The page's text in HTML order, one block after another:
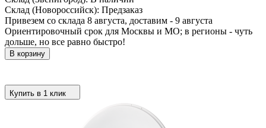
Склад (Новороссийск): Предзаказ
Привезем со склада 8 августа, доставим - 9 августа
Ориентировочный срок для Москвы и МО; в регионы - чуть
дольше, но все равно быстро!
В корзину
Купить в 1 клик